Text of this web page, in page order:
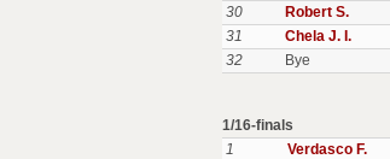
30
Robert S.
31
Chela J. I.
32
Bye
1/16-finals
1
Verdasco F.